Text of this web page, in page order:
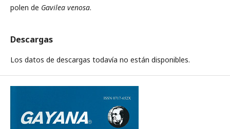
polen de Gavilea venosa.
Descargas
Los datos de descargas todavía no están disponibles.